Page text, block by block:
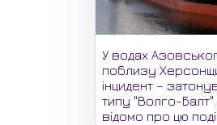
У водах
поблизу
інцидент –
типу "Волго-
відомо про цю